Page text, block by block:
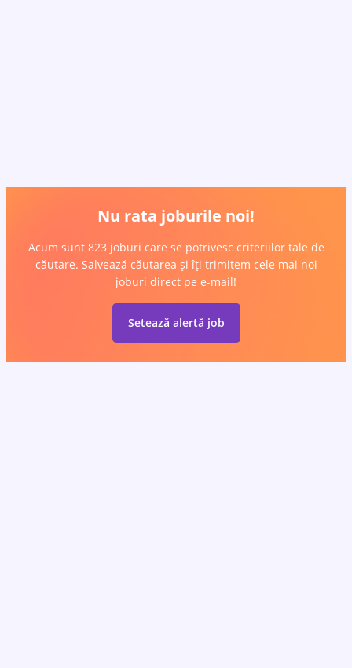
Nu rata joburile noi!
Acum sunt 823 joburi care se potrivesc criteriilor tale de
căutare. Salvează căutarea și îți trimitem cele mai noi
joburi direct pe e-mail!
Setează alertă job